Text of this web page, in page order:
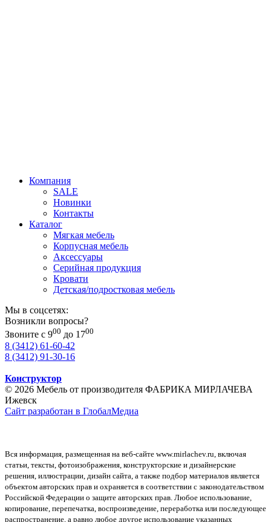
Компания
SALE
Новинки
Контакты
Каталог
Мягкая мебель
Корпусная мебель
Аксессуары
Серийная продукция
Кровати
Детская/подростковая мебель
Мы в соцсетях:
Возникли вопросы?
Звоните с 900 до 1700
8 (3412) 61-60-42
8 (3412) 91-30-16
Конструктор
© 2026 Мебель от производителя ФАБРИКА МИРЛАЧЕВА
Ижевск
Сайт разработан в ГлобалМедиа
Вся информация, размещенная на веб-сайте www.mirlachev.ru, включая
статьи, тексты, фотоизображения, конструкторские и дизайнерские
решения, иллюстрации, дизайн сайта, а также подбор материалов является
объектом авторских прав и охраняется в соответствии с законодательством
Российской Федерации о защите авторских прав. Любое использование,
копирование, перепечатка, воспроизведение, переработка или последующее
распространение, а равно любое другое использование указанных